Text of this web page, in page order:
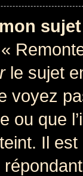
le sujet
voyez
ou que
Il